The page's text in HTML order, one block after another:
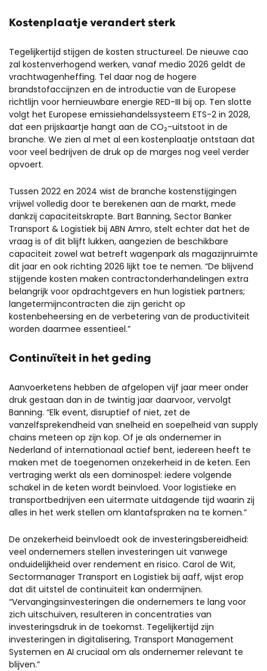
Kostenplaatje verandert sterk
Tegelijkertijd stijgen de kosten structureel. De nieuwe cao
zal kostenverhogend werken, vanaf medio 2026 geldt de
vrachtwagenheffing. Tel daar nog de hogere
brandstofaccijnzen en de introductie van de Europese
richtlijn voor hernieuwbare energie RED-III bij op. Ten slotte
volgt het Europese emissiehandelssysteem ETS-2 in 2028,
dat een prijskaartje hangt aan de CO₂-uitstoot in de
branche. We zien al met al een kostenplaatje ontstaan dat
voor veel bedrijven de druk op de marges nog veel verder
opvoert.
Tussen 2022 en 2024 wist de branche kostenstijgingen
vrijwel volledig door te berekenen aan de markt, mede
dankzij capaciteitskrapte. Bart Banning, Sector Banker
Transport & Logistiek bij ABN Amro, stelt echter dat het de
vraag is of dit blijft lukken, aangezien de beschikbare
capaciteit zowel wat betreft wagenpark als magazijnruimte
dit jaar en ook richting 2026 lijkt toe te nemen. “De blijvend
stijgende kosten maken contractonderhandelingen extra
belangrijk voor opdrachtgevers en hun logistiek partners;
langetermijncontracten die zijn gericht op
kostenbeheersing en de verbetering van de productiviteit
worden daarmee essentieel.”
Continuïteit in het geding
Aanvoerketens hebben de afgelopen vijf jaar meer onder
druk gestaan dan in de twintig jaar daarvoor, vervolgt
Banning. “Elk event, disruptief of niet, zet de
vanzelfsprekendheid van snelheid en soepelheid van supply
chains meteen op zijn kop. Of je als ondernemer in
Nederland of internationaal actief bent, iedereen heeft te
maken met de toegenomen onzekerheid in de keten. Een
vertraging werkt als een dominospel: iedere volgende
schakel in de keten wordt beïnvloed. Voor logistieke en
transportbedrijven een uitermate uitdagende tijd waarin zij
alles in het werk stellen om klantafspraken na te komen.”
De onzekerheid beïnvloedt ook de investeringsbereidheid:
veel ondernemers stellen investeringen uit vanwege
onduidelijkheid over rendement en risico. Carol de Wit,
Sectormanager Transport en Logistiek bij aaff, wijst erop
dat dit uitstel de continuïteit kan ondermijnen.
“Vervangingsinvesteringen die ondernemers te lang voor
zich uitschuiven, resulteren in concentraties van
investeringsdruk in de toekomst. Tegelijkertijd zijn
investeringen in digitalisering, Transport Management
Systemen en AI cruciaal om als ondernemer relevant te
blijven.”